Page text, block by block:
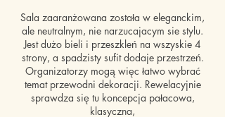
Sala zaaranżowana została w eleganckim,
ale neutralnym, nie narzucajacym sie stylu.
Jest dużo bieli i przeszkleń na wszyskie 4
strony, a spadzisty sufit dodaje przestrzeń.
Organizatorzy mogą więc łatwo wybrać
temat przewodni dekoracji. Rewelacyjnie
sprawdza się tu koncepcja pałacowa,
klasyczna,